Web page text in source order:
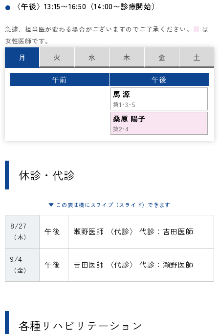
〈午後〉13:15〜16:50（14:00〜診療開始）
急遽、担当医が変わる場合がございますのでご了承ください。 ■ は
女性医師です。
月 火 水 木 金 土
午前
午後
馬 源
第1･3･5
桑原 陽子
第2･4
休診・代診
▼ この表は横にスワイプ（スライド）できます
8/27
（木）
午後 瀬野医師 〈代診〉 代診：吉田医師
9/4
（金）
午後 吉田医師 〈代診〉 代診：瀬野医師
各種リハビリテーション